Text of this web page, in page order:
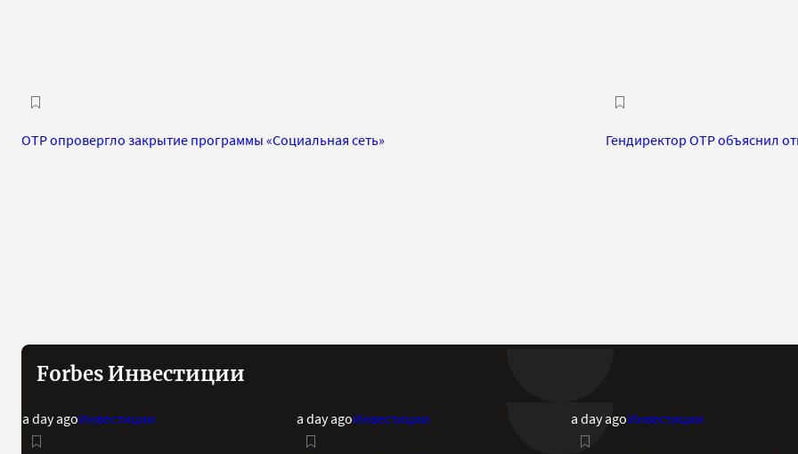
ОТР опровергло закрытие программы «Социальная сеть» Гендиректор ОТР объяснил
Forbes Инвестиции
a day agoИнвестиции a day agoИнвестиции a day agoИнвестиции